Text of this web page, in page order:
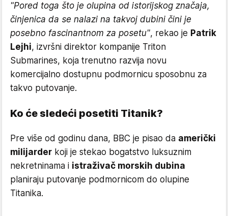
"Pored toga što je olupina od istorijskog značaja,
činjenica da se nalazi na takvoj dubini čini je
posebno fascinantnom za posetu", rekao je Patrik
Lejhi, izvršni direktor kompanije Triton
Submarines, koja trenutno razvija novu
komercijalno dostupnu podmornicu sposobnu za
takvo putovanje.
Ko će sledeći posetiti Titanik?
Pre više od godinu dana, BBC je pisao da američki
milijarder koji je stekao bogatstvo luksuznim
nekretninama i istraživač morskih dubina
planiraju putovanje podmornicom do olupine
Titanika.